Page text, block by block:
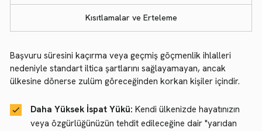
Kısıtlamalar ve Erteleme
Başvuru süresini kaçırma veya geçmiş göçmenlik ihlalleri
nedeniyle standart iltica şartlarını sağlayamayan, ancak
ülkesine dönerse zulüm göreceğinden korkan kişiler içindir.
Daha Yüksek İspat Yükü: Kendi ülkenizde hayatınızın
veya özgürlüğünüzün tehdit edileceğine dair "yarıdan